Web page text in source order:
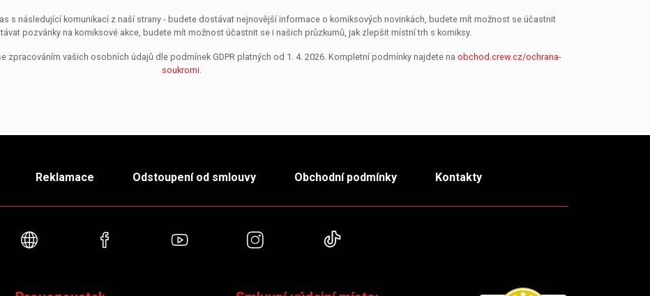
s následující komunikací z naší strany - budete dostávat nejnovější informace o komiksových novinkách, budete mít možnost se účastnit
pozvánky na komiksové akce, budete mít možnost účastnit se i našich průzkumů, jak zlepšit místní trh s komiksy.
zpracováním vašich osobních údajů dle podmínek GDPR platných od 1. 4. 2026. Kompletní podmínky najdete na obchod.crew.cz/ochrana-
soukromi.
Reklamace Odstoupení od smlouvy Obchodní podmínky Kontakty
Webové stránkyFacebookYouTube Instagram